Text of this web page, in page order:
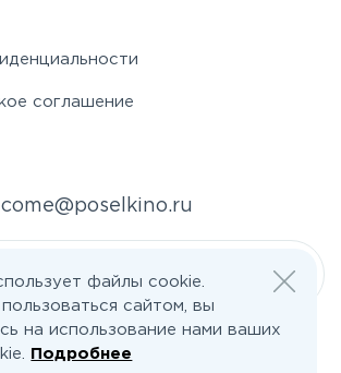
соглашение
Написать нам
защищены | poselkino.ru
файлы cookie.
сайтом, вы
на использование нами ваших
Подробнее